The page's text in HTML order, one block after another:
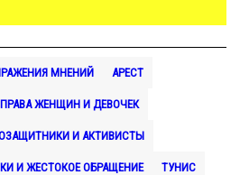
МНЕНИЙ АРЕСТ
ПРАВА ЖЕНЩИН И ДЕВОЧЕК
И АКТИВИСТЫ
И ЖЕСТОКОЕ ОБРАЩЕНИЕ ТУНИС